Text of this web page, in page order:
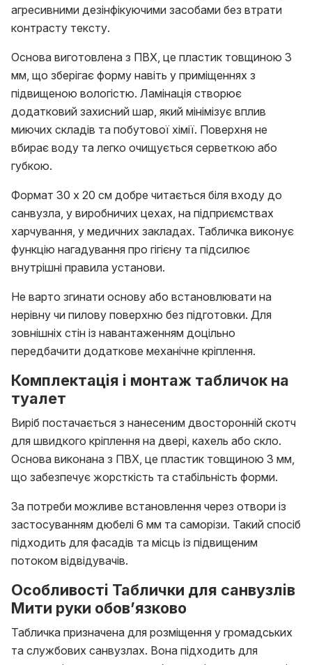
агресивними дезінфікуючими засобами без втрати
контрасту тексту.
Основа виготовлена з ПВХ, це пластик товщиною 3
мм, що зберігає форму навіть у приміщеннях з
підвищеною вологістю. Ламінація створює
додатковий захисний шар, який мінімізує вплив
миючих складів та побутової хімії. Поверхня не
вбирає воду та легко очищується серветкою або
губкою.
Формат 30 х 20 см добре читається біля входу до
санвузла, у виробничих цехах, на підприємствах
харчування, у медичних закладах. Табличка виконує
функцію нагадування про гігієну та підсилює
внутрішні правила установи.
Не варто згинати основу або встановлювати на
нерівну чи пилову поверхню без підготовки. Для
зовнішніх стін із навантаженням доцільно
передбачити додаткове механічне кріплення.
Комплектація і монтаж табличок на
туалет
Виріб постачається з нанесеним двосторонній скотч
для швидкого кріплення на двері, кахель або скло.
Основа виконана з ПВХ, це пластик товщиною 3 мм,
що забезпечує жорсткість та стабільність форми.
За потреби можливе встановлення через отвори із
застосуванням дюбелі 6 мм та саморізи. Такий спосіб
підходить для фасадів та місць із підвищеним
потоком відвідувачів.
Особливості Таблички для санвузлів
Мити руки обов’язково
Табличка призначена для розміщення у громадських
та службових санвузлах. Вона підходить для